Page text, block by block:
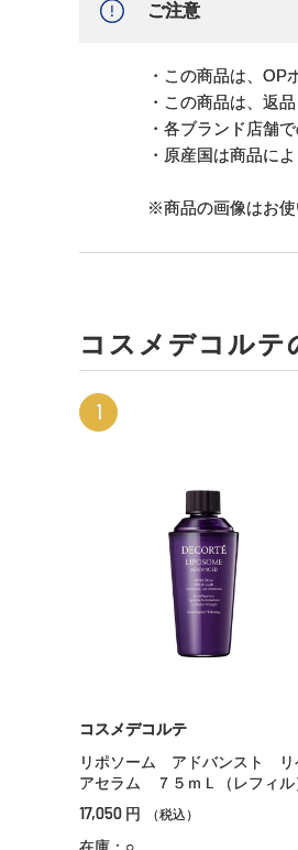
ご注意
・この商品は、OP
・この商品は、返
・各ブランド店舗
・原産国は商品に
※商品の画像はお使
コスメデコルテ
1
コスメデコルテ
リポソーム アドバンスト リ
アセラム ７５ｍＬ（レフィル
17,050 円 （税込）